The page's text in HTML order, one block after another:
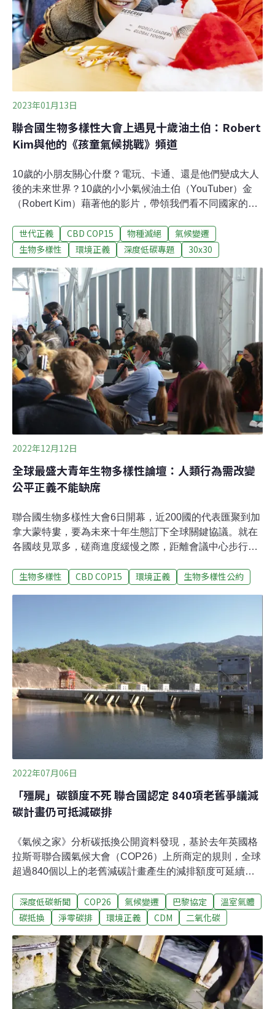
（MEF）視訊會議上宣布，計劃在未來5年內向亞馬遜基
金捐款5億美元，協助發展中國家因應氣候變遷和減少
2023年01月13日
聯合國生物多樣性大會上遇見十歲油土伯：Robert
Kim與他的《孩童氣候挑戰》頻道
10歲的小朋友關心什麼？電玩、卡通、還是他們變成大人
後的未來世界？10歲的小小氣候油土伯（YouTuber）金
（Robert Kim）藉著他的影片，帶領我們看不同國家的年
生態跟環境問題。環境資訊中心記者在2022年的《生物多
樣性公約》大會二度遇見金，特別邀他替台灣讀者現身說
《環境資訊中心》 問（以下簡稱問）：很高興在《生物多
樣性公約》大會遇見你，你為什麼想來參加這個大會？金
答（以下簡稱答）：為了不製造碳排放，從2021年開始，
我立定了之後都不搭飛機的目標。我也希望能夠參加氣候
大會，但去年大會地點在埃及，實在太遠了。生物多樣性
大會地點在蒙特婁，不用搭飛機。所以，我跟媽媽一路從
多倫多開了將近八個小時的車過來。
世代正義 CBD COP15 物種滅絕
氣候變遷
生物多樣性
環境正義 深度低碳專題 30x30
2022年12月12日
全球最盛大青年生物多樣性論壇：人類行為需改變
公平正義不能缺席
聯合國生物多樣性大會6日開幕，近200國的代表匯聚到加
拿大蒙特婁，要為未來十年生態訂下全球關鍵協議。就在
各國歧見眾多，磋商進度緩慢之際，距離會議中心步行不
青年，他們之中，最小的僅10歲。他們不僅要驅動協議前
使命就是訂定《2020年後全球生物多樣性綱要》（Post
2020 Global Biodiversity Framework），為未來十年如何
展開行動訂下具體目標與準則。全球青年生物多樣性網絡
（Global Youth Biodiversity Network，GYBN）5～6日舉
辦全球最大的生物多樣性青年論壇。創辦人舒瓦赭
（Christian Schwarzer）上台疾呼，
生物多樣性 CBD COP15 環境正義 生物多樣性公約
2022年07月06日
「殭屍」碳額度不死 聯合國認定 840項老舊爭議減
碳計畫仍可抵減碳排
《氣候之家》分析碳抵換公開資料發現，基於去年英國格
拉斯哥聯合國氣候大會（COP26）上所商定的規則，全球
超過840個以上的老舊減碳計畫產生的減排額度可延續使
益遭受質疑外，有的甚至涉及環境、人權爭議，被稱為
「垃圾」或「殭屍」額度。部分氣候脆弱國家和歐洲國家
被全面禁用。這代表企業跟國家仍可購買這些碳額度，並
計入其氣候承諾中。老舊減碳額度爭議多 近1/10仍可延續
使用太平江大壩（Dapein dam）就是爭議計畫的一例。太
平江一級水力發電廠位於緬甸，產出的電力大多出口至中
國。水壩工程受到當地民眾反對，並與政府發生衝突，但
深度低碳新聞 COP26 氣候變遷 巴黎協定
溫室氣體
碳抵換
淨零碳排 環境正義 CDM 二氧化碳